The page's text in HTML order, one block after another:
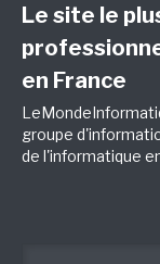
Le site le
en France
groupe
de l'informatique